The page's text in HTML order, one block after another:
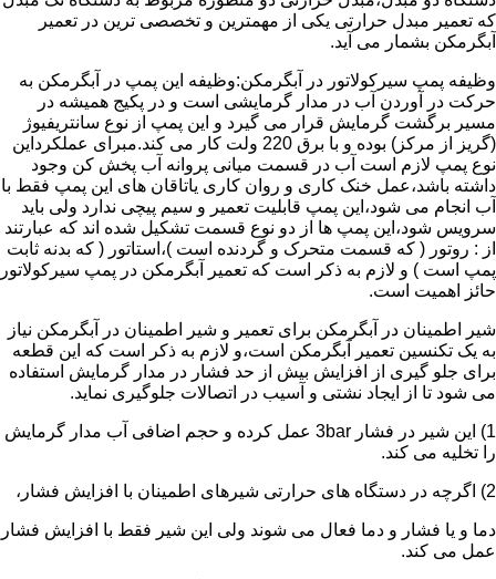
که تعمیر مبدل حرارتی یکی از مهمترین و تخصصی ترین در تعمیر
آبگرمکن بشمار می آید.
وظیفه پمپ سیرکولاتور در آبگرمکن:وظیفه این پمپ در آبگرمکن به
حرکت در آوردن آب در مدار گرمایشی است و در پکیج همیشه در
مسیر برگشت گرمایش قرار می گیرد و این پمپ از نوع سانتریفیوژ
(گریز از مرکز) بوده و با برق 220 ولت کار می کند.مبرای عملکرداین
نوع پمپ لازم است آب در قسمت میانی پروانه آب پخش کن وجود
داشته باشد،عمل خنک کاری و روان کاری یاتاقان های این پمپ فقط با
آب انجام می شود،این پمپ قابلیت تعمیر و سیم پیچی ندارد ولی باید
سرویس شود،این پمپ ها از دو نوع قسمت تشکیل شده اند که عبارتند
از : روتور ( که قسمت متحرک و گردنده است )،استاتور ( که بدنه ثابت
پمپ است ) و لازم به ذکر است که تعمیر آبگرمکن در پمپ سیرکولاتور
حائز اهمیت است.
شیر اطمینان در آبگرمکن برای تعمیر و شیر اطمینان در آبگرمکن نیاز
به یک تکنسین تعمیر آبگرمکن است،و لازم به ذکر است که این قطعه
برای جلو گیری از افزایش بیش از حد فشار در مدار گرمایش استفاده
می شود تا از ایجاد نشتی و آسیب در اتصالات جلوگیری نماید.
1) این شیر در فشار 3bar عمل کرده و حجم اضافی آب مدار گرمایش
را تخلیه می کند.
2) اگرچه در دستگاه های حرارتی شیرهای اطمینان با افزایش فشار،
دما و یا فشار و دما فعال می شوند ولی این شیر فقط با افزایش فشار
عمل می کند.